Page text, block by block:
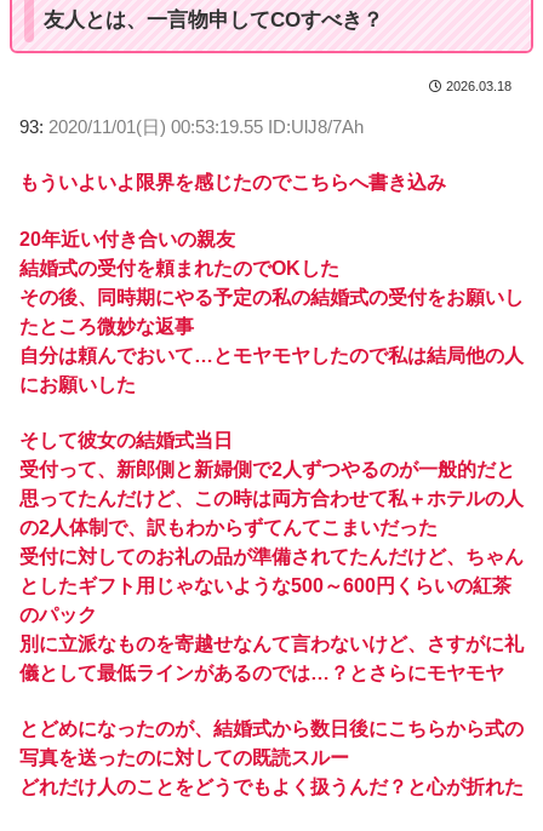
友人とは、一言物申してCOすべき？
2026.03.18
93: 2020/11/01(日) 00:53:19.55 ID:UlJ8/7Ah
もういよいよ限界を感じたのでこちらへ書き込み
20年近い付き合いの親友
結婚式の受付を頼まれたのでOKした
その後、同時期にやる予定の私の結婚式の受付をお願いし
たところ微妙な返事
自分は頼んでおいて…とモヤモヤしたので私は結局他の人
にお願いした
そして彼女の結婚式当日
受付って、新郎側と新婦側で2人ずつやるのが一般的だと
思ってたんだけど、この時は両方合わせて私＋ホテルの人
の2人体制で、訳もわからずてんてこまいだった
受付に対してのお礼の品が準備されてたんだけど、ちゃん
としたギフト用じゃないような500～600円くらいの紅茶
のパック
別に立派なものを寄越せなんて言わないけど、さすがに礼
儀として最低ラインがあるのでは…？とさらにモヤモヤ
とどめになったのが、結婚式から数日後にこちらから式の
写真を送ったのに対しての既読スルー
どれだけ人のことをどうでもよく扱うんだ？と心が折れた